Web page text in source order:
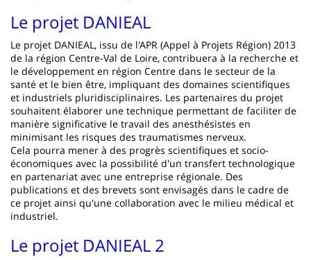
Le projet DANIEAL
Le projet DANIEAL, issu de l'APR (Appel à Projets Région) 2013
de la région Centre-Val de Loire, contribuera à la recherche et
le développement en région Centre dans le secteur de la
santé et le bien être, impliquant des domaines scientifiques
et industriels pluridisciplinaires. Les partenaires du projet
souhaitent élaborer une technique permettant de faciliter de
manière significative le travail des anesthésistes en
minimisant les risques des traumatismes nerveux.
Cela pourra mener à des progrès scientifiques et socio-
économiques avec la possibilité d'un transfert technologique
en partenariat avec une entreprise régionale. Des
publications et des brevets sont envisagés dans le cadre de
ce projet ainsi qu'une collaboration avec le milieu médical et
industriel.
Le projet DANIEAL 2